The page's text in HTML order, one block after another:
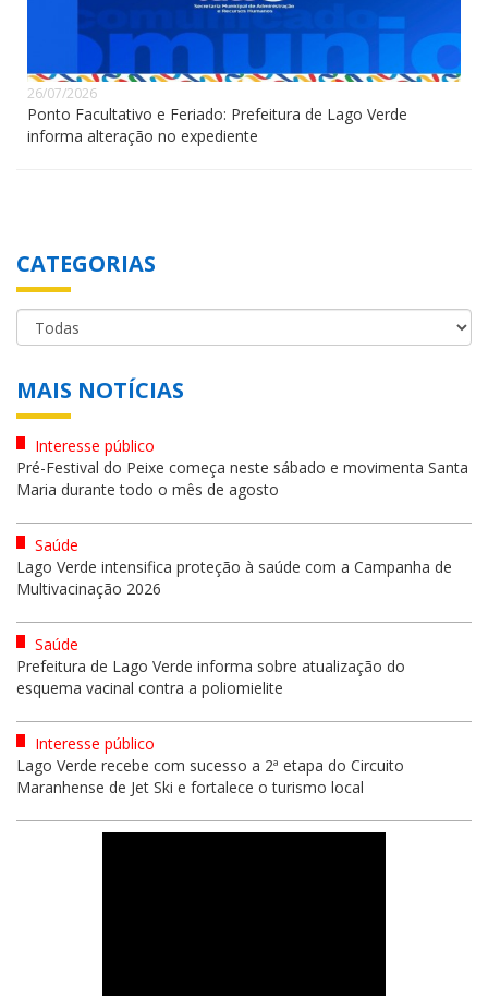
26/07/2026
Ponto Facultativo e Feriado: Prefeitura de Lago Verde
informa alteração no expediente
CATEGORIAS
MAIS NOTÍCIAS
Interesse público
Pré-Festival do Peixe começa neste sábado e movimenta Santa
Maria durante todo o mês de agosto
Saúde
Lago Verde intensifica proteção à saúde com a Campanha de
Multivacinação 2026
Saúde
Prefeitura de Lago Verde informa sobre atualização do
esquema vacinal contra a poliomielite
Interesse público
Lago Verde recebe com sucesso a 2ª etapa do Circuito
Maranhense de Jet Ski e fortalece o turismo local